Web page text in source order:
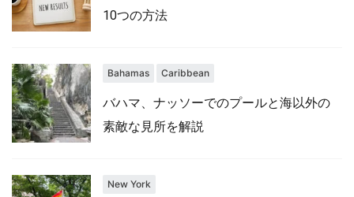
10つの方法
Bahamas Caribbean
バハマ、ナッソーでのプールと海以外の
素敵な見所を解説
New York